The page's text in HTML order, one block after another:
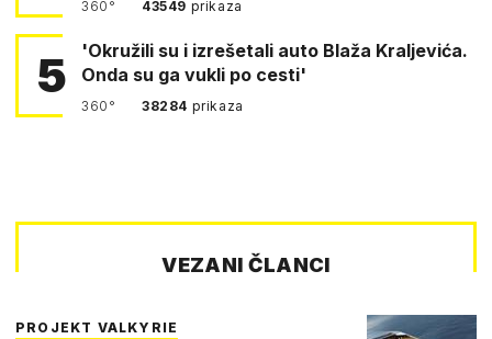
360° 43549 prikaza
5
'Okružili su i izrešetali auto Blaža Kraljevića.
Onda su ga vukli po cesti'
360° 38284 prikaza
VEZANI ČLANCI
PROJEKT VALKYRIE